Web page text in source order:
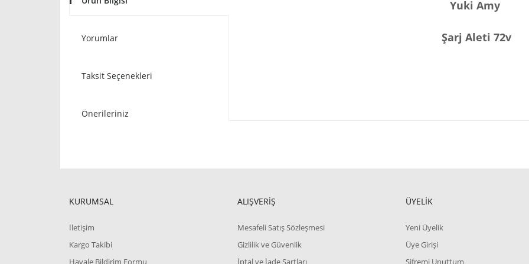
Yorumlar
Taksit Seçenekleri
Önerileriniz
Yuki Amy
Şarj Aleti 72v
KURUMSAL
İletişim
Kargo Takibi
Havale Bildirim Formu
ALIŞVERİŞ
Mesafeli Satış Sözleşmesi
Gizlilik ve Güvenlik
İptal ve İade Şartları
ÜYELİK
Yeni Üyelik
Üye Girişi
Şifremi Unuttum